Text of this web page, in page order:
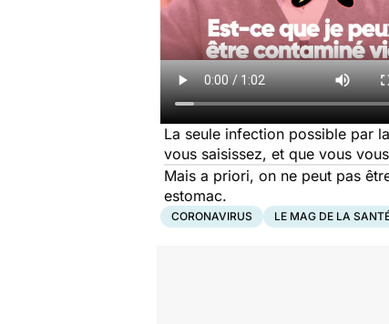
La seule infection possible par
vous saisissez, et que vous
Mais a priori, on ne peut pas
estomac.
CORONAVIRUS LE MAG DE LA